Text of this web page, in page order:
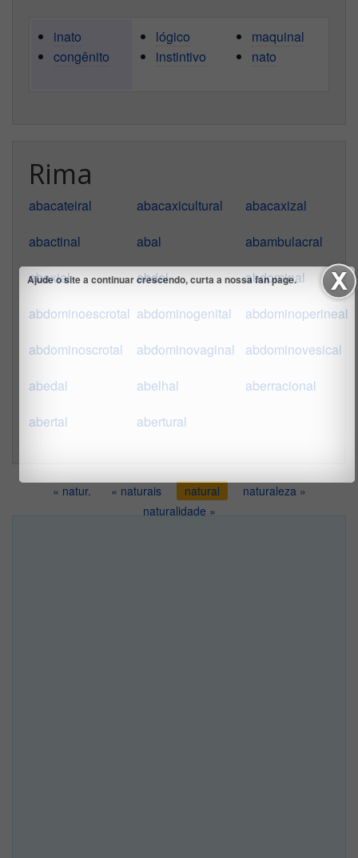
Ajude o site a continuar crescendo, curta a nossa fan page.
inato
congênito
lógico
instintivo
maquinal
nato
Rima
abacateiral abacaxicultural
abacaxizal
abactinal
abal
abambulacral
abaxial
abdal
abdominal
abdominoescrotal abdominogenital
abdominoperineal
abdominoscrotal
abdominovaginal
abdominovesical
abedal
abelhal
aberracional
abertal
abertural
« natur. « naturais natural
naturaleza »
naturalidade »